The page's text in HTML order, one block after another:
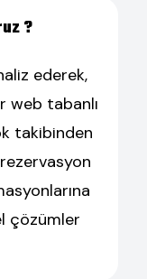
?
ederek,
web tabanlı
takibinden
çözümler